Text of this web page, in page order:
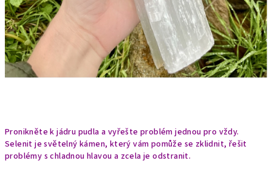
Pronikněte k jádru pudla a vyřešte problém jednou pro vždy.
Selenit je světelný kámen, který vám pomůže se zklidnit, řešit
problémy s chladnou hlavou a zcela je odstranit.